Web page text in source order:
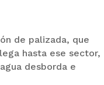
de palizada, que
hasta ese sector,
desborda e